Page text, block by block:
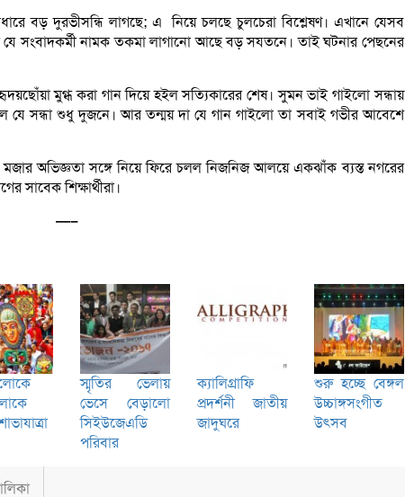
বড় দুরভীসন্ধি লাগছে; এ নিয়ে চলছে চুলচেরা বিশ্লেষণ। এখানে যেসব
যে সংবাদকর্মী নামক তকমা লাগানো আছে বড় সযতনে। তাই ঘটনার পেছনের
মুগ্ধ করা গান দিয়ে হইল সত্যিকারের শেষ। সুমন ভাই গাইলো সন্ধায়
সন্ধা শুধু দুজনে। আর তন্ময় দা যে গান গাইলো তা সবাই গভীর আবেশে
অভিজ্ঞতা সঙ্গে নিয়ে ফিরে চলল নিজনিজ আলয়ে একঝাঁক ব্যস্ত নগরের
সাবেক শিক্ষার্থীরা।
—–
স্মৃতির ভেলায়
ভেসে বেড়ালো
সিইউজেএডি
পরিবার
ক্যালিগ্রাফি
প্রদর্শনী জাতীয়
জাদুঘরে
শুরু হচ্ছে বেঙ্গল
উচ্চাঙ্গসংগীত
উৎসব